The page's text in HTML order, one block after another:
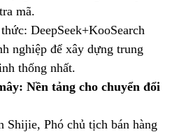
mã.
DeepSeek+KooSearch
nghiệp để xây dựng trung
thống nhất.
Nền tảng cho chuyển đổi
Shijie, Phó chủ tịch bán hàng